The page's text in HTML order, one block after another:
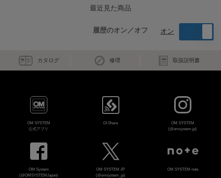
最近見た商品
履歴のオン／オフ オン
カタログ 修理 取扱説明書
OM SYSTEM
公式アプリ
OI.Share
OM SYSTEM
(@omsystem.jp)
OM System
(@OMSYSTEMJapan)
OM SYSTEM JP
(@omsystem_jp)
OM SYSTEM note